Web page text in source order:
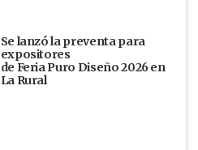
Se lanzó la preventa para
expositores
de Feria Puro Diseño 2026 en
La Rural